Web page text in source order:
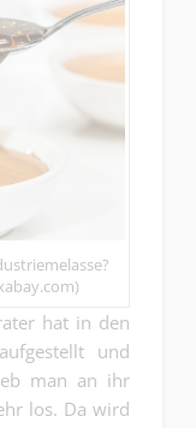
hat in den
und
man an ihr
los. Da wird